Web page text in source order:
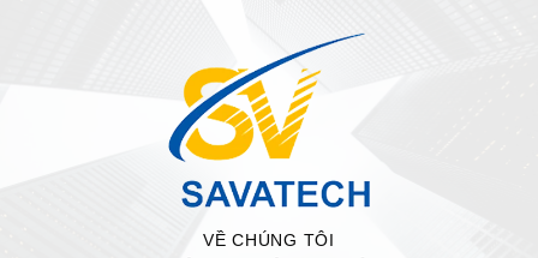
VỀ CHÚNG TÔI